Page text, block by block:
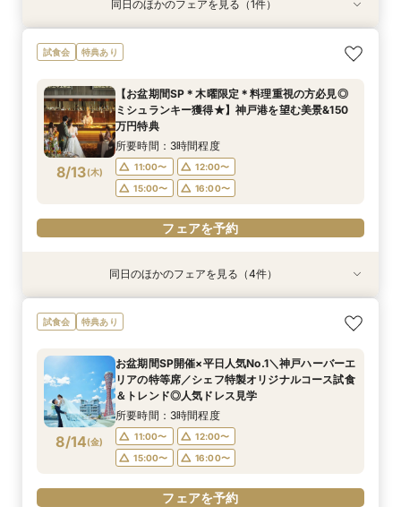
8/12(水)
＼平日限定2組／全館開放◎神戸の海&感動の大
聖堂×新作ドレス見学花嫁体験＊
11:00〜 15:00〜
フェアを予約
同日のほかのフェアを見る（1件）
試食会 特典あり
8/13(木)
【お盆期間SP＊木曜限定＊料理重視の方必見◎
ミシュランキー獲得★】神戸港を望む美景&150
万円特典
所要時間：3時間程度
11:00〜
12:00〜
15:00〜
16:00〜
フェアを予約
8/13 木)
【お仕事終わり＊最短120分】挙式体験×見積り
相談会＊最大150万ご優待
17:00〜
フェアを予約
特典あり
8/13 木)
【平日限定】最大150万円特典＊神戸の美景と美
食&ドレス見学
11:00〜
12:00〜
15:00〜
フェアを予約
特典あり
8/13 木)
＼初見学で5万円分ギフト／美景＆試食付ファー
ストステップ相談会
11:00〜
12:00〜
15:00〜
16:00〜
フェアを予約
特典あり
8/13 木)
少人数プラン相談会＊20名様～美食＆人気ドレ
ス見学＊
11:00〜
12:00〜
15:00〜
16:00〜
フェアを予約
同日のほかのフェアを見る（4件）
試食会 特典あり
8/14(金)
お盆期間SP開催×平日人気No.1＼神戸ハーバーエ
リアの特等席／シェフ特製オリジナルコース試食
＆トレンド◎人気ドレス見学
所要時間：3時間程度
11:00〜
12:00〜
15:00〜
16:00〜
フェアを予約